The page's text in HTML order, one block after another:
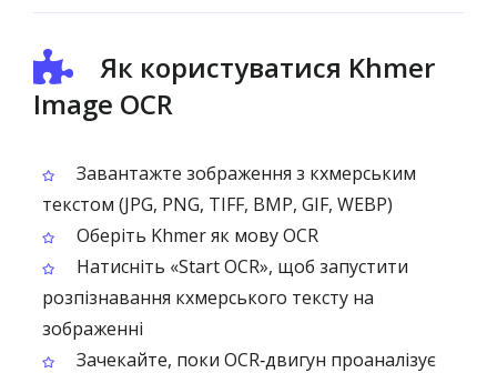
Як користуватися Khmer
Image OCR
Завантажте зображення з кхмерським
текстом (JPG, PNG, TIFF, BMP, GIF, WEBP)
Оберіть Khmer як мову OCR
Натисніть «Start OCR», щоб запустити
розпізнавання кхмерського тексту на
зображенні
Зачекайте, поки OCR‑двигун проаналізує